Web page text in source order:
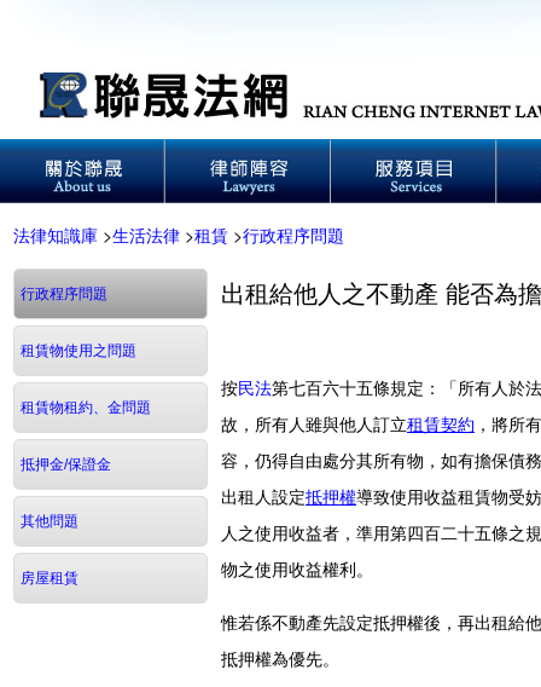
法律知識庫 >生活法律 >租賃 >行政程序問題
行政程序問題
租賃物使用之問題
租賃物租約、金問題
抵押金/保證金
其他問題
房屋租賃
出租給他人之不動產 能否為
按民法第七百六十五條規定：「所有人於
故，所有人雖與他人訂立租賃契約 ，將所
容，仍得自由處分其所有物，如有擔保債
出租人設定抵押權導致使用收益租賃物受
人之使用收益者，準用第四百二十五條之
物之使用收益權利。
惟若係不動產先設定抵押權後，再出租給
抵押權為優先。